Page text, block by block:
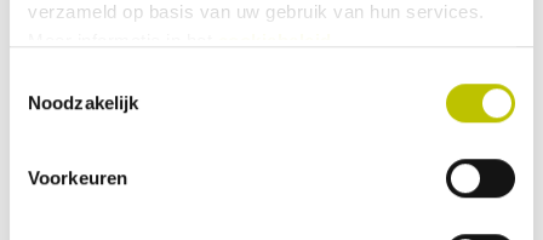
verzameld op basis van uw gebruik van hun services.
Noodzakelijk
Voorkeuren
om de voeten lekekr warm te houden